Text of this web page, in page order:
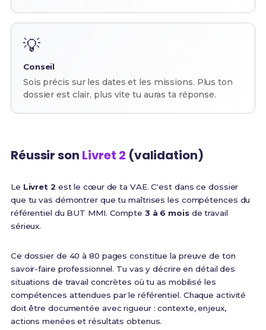
💡
Conseil
Sois précis sur les dates et les missions. Plus ton
dossier est clair, plus vite tu auras ta réponse.
Réussir son Livret 2 (validation)
Le Livret 2 est le cœur de ta VAE. C'est dans ce dossier
que tu vas démontrer que tu maîtrises les compétences du
référentiel du BUT MMI. Compte 3 à 6 moisde travail
sérieux.
Ce dossier de 40 à 80 pages constitue la preuve de ton
savoir-faire professionnel. Tu vas y décrire en détail des
situations de travail concrètes où tu as mobilisé les
compétences attendues par le référentiel. Chaque activité
doit être documentée avec rigueur : contexte, enjeux,
actions menées et résultats obtenus.